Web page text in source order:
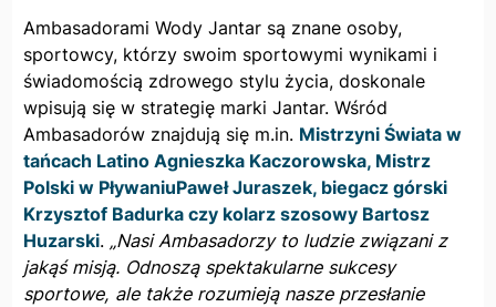
Ambasadorami Wody Jantar są znane osoby,
sportowcy, którzy swoim sportowymi wynikami i
świadomością zdrowego stylu życia, doskonale
wpisują się w strategię marki Jantar. Wśród
Ambasadorów znajdują się m.in. Mistrzyni Świata w
tańcach Latino Agnieszka Kaczorowska, Mistrz
Polski w PływaniuPaweł Juraszek, biegacz górski
Krzysztof Badurka czy kolarz szosowy Bartosz
Huzarski. „Nasi Ambasadorzy to ludzie związani z
jakąś misją. Odnoszą spektakularne sukcesy
sportowe, ale także rozumieją nasze przesłanie